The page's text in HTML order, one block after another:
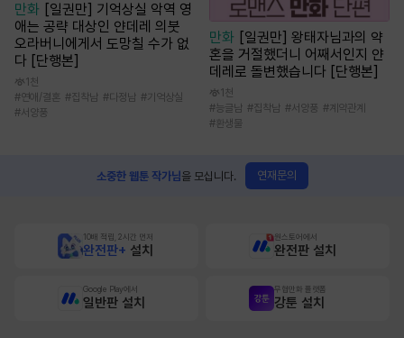
만화
[일권만] 기억상실 악역 영
애는 공략 대상인 얀데레 의붓
오라버니에게서 도망칠 수가 없
다 [단행본]
1천
#연애/결혼 #집착남 #다정남 #기억상실
#서양풍
만화 [일권만] 왕태자님과의 약
혼을 거절했더니 어째서인지 얀
데레로 돌변했습니다 [단행본]
1천
#능글남 #집착남 #서양풍 #계약관계
#환생물
소중한 웹툰 작가님을 모십니다. 연재문의
10배 적립, 2시간 먼저
완전판+ 설치
원스토어에서
완전판 설치
Google Play에서
일반판 설치
무협만화 플랫폼
강툰 설치